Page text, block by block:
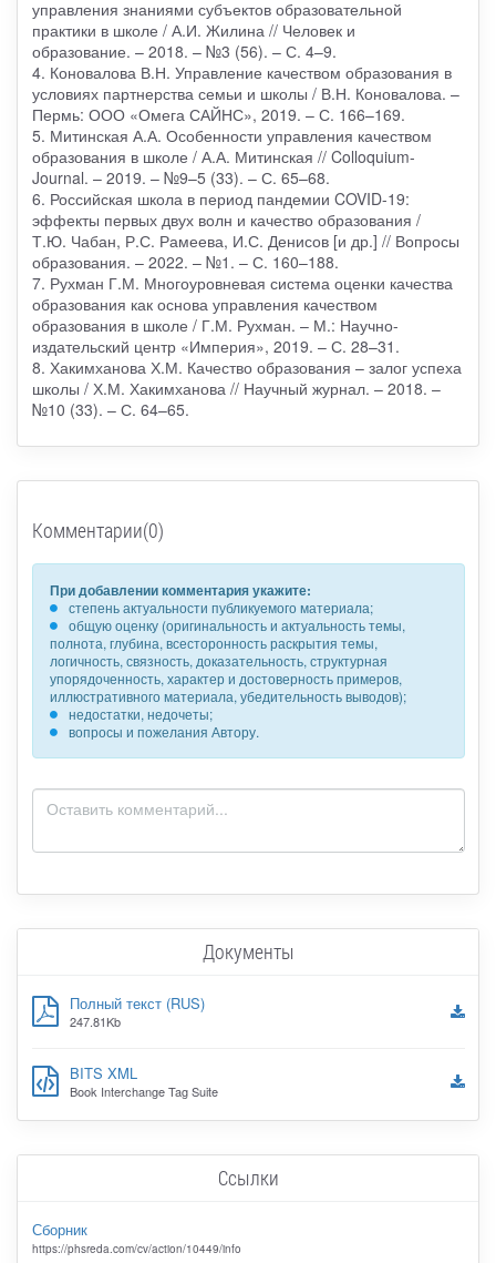
управления знаниями субъектов образовательной
практики в школе / А.И. Жилина // Человек и
образование. – 2018. – №3 (56). – С. 4–9.
4. Коновалова В.Н. Управление качеством образования в
условиях партнерства семьи и школы / В.Н. Коновалова. –
Пермь: ООО «Омега САЙНС», 2019. – С. 166–169.
5. Митинская А.А. Особенности управления качеством
образования в школе / А.А. Митинская // Colloquium-
Journal. – 2019. – №9–5 (33). – С. 65–68.
6. Российская школа в период пандемии COVID-19:
эффекты первых двух волн и качество образования /
Т.Ю. Чабан, Р.С. Рамеева, И.С. Денисов [и др.] // Вопросы
образования. – 2022. – №1. – С. 160–188.
7. Рухман Г.М. Многоуровневая система оценки качества
образования как основа управления качеством
образования в школе / Г.М. Рухман. – М.: Научно-
издательский центр «Империя», 2019. – С. 28–31.
8. Хакимханова Х.М. Качество образования – залог успеха
школы / Х.М. Хакимханова // Научный журнал. – 2018. –
№10 (33). – С. 64–65.
Комментарии(0)
При добавлении комментария укажите:
степень актуальности публикуемого материала;
общую оценку (оригинальность и актуальность темы,
полнота, глубина, всесторонность раскрытия темы,
логичность, связность, доказательность, структурная
упорядоченность, характер и достоверность примеров,
иллюстративного материала, убедительность выводов);
недостатки, недочеты;
вопросы и пожелания Автору.
Документы
Полный текст (RUS)
247.81Kb
BITS XML
Book Interchange Tag Suite
Ссылки
Сборник
https://phsreda.com/cv/action/10449/info